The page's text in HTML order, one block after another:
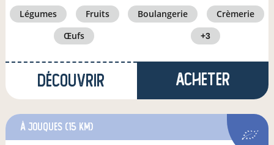
légumes fruits boulangerie
crèmerie
œufs
+3
Découvrir Acheter
à Jouques (15 km)